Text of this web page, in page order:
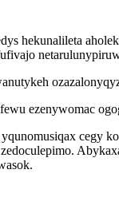
hekunalileta
ezenywomac
cegy